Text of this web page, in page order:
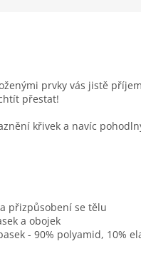
prvky vás jistě
přestat!
křivek a navíc
přizpůsobení se tělu
a obojek
- 90% polyamid, 10%